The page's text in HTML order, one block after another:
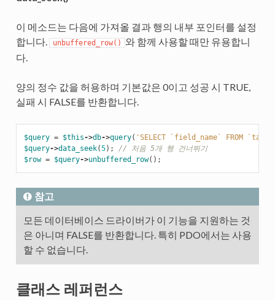
이 메소드는 다음에 가져올 결과 행의 내부 포인터를 설정
합니다.
unbuffered_row() 와 함께 사용할 때만 유용합니
다.
양의 정수 값을 허용하며 기본값은 0이고 성공 시 TRUE,
실패 시 FALSE를 반환합니다.
$query = $this->db->query( 'SELECT `field_name` FROM
$query->data_seek(5);
// 처음 5개 행 건너뛰기
$row = $query->unbuffered_row();
참고
모든 데이터베이스 드라이버가 이 기능을 지원하는 것
은 아니며 FALSE를 반환합니다. 특히 PDO에서는 사용
할 수 없습니다.
클래스 레퍼런스